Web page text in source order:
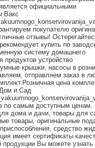
официальными
Вакс
покупателю
отзывы!
купить по
систему домашнего
продуктов устройство
крышки, насосы в
отправляем заказ в
цена
и Сад
по самым доступным ценам.
дома и дачи, товары для
товары, оригинальные
средство
имеет сертификаты
Вы можете узнать